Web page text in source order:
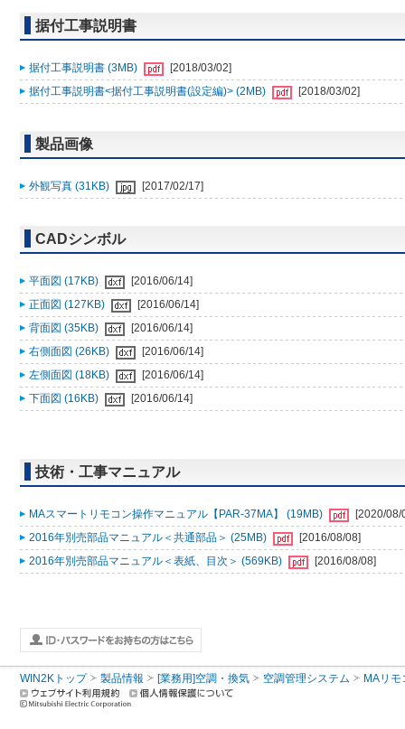
据付工事説明書
据付工事説明書 (3MB)
[2018/03/02]
据付工事説明書<据付工事説明書(設定編)> (2MB)
[2018/03/02]
製品画像
外観写真 (31KB) [2017/02/17]
CADシンボル
平面図 (17KB)
[2016/06/14]
正面図 (127KB)
[2016/06/14]
背面図 (35KB)
[2016/06/14]
右側面図 (26KB)
[2016/06/14]
左側面図 (18KB)
[2016/06/14]
下面図 (16KB)
[2016/06/14]
技術・工事マニュアル
MAスマートリモコン操作マニュアル【PAR-37MA】 (19MB)
[2020/08/
2016年別売部品マニュアル＜共通部品＞ (25MB)
[2016/08/08]
2016年別売部品マニュアル＜表紙、目次＞ (569KB)
[2016/08/08]
WIN2Kトップ 製品情報 [業務用]空調・換気 空調管理システム MAリモ